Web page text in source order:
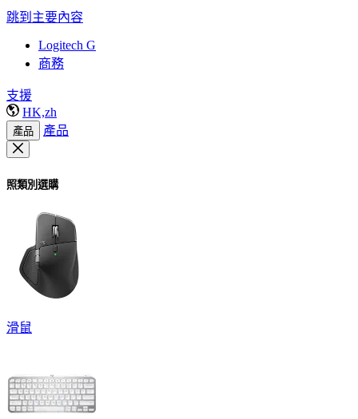
跳到主要內容
Logitech G
商務
支援
HK,zh
產品 產品
照類別選購
滑鼠